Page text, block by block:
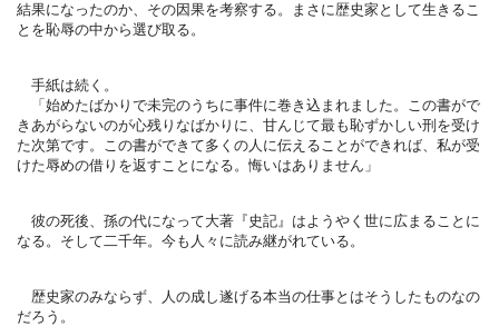
結果になったのか、その因果を考察する。
まさに歴史家として生きるこ
とを恥辱の中から選び取る。
手紙は続く。
「始めたばかりで未完のうちに事件に巻き込まれました。 この書がで
きあがらないのが心残りなばかりに、 甘んじて最も恥ずかしい刑を受け
た次第です。 この書ができて多くの人に伝えることができれば、 私が受
けた辱めの借りを返すことになる。悔いはありません」
彼の死後、孫の代になって大著『史記』 はようやく世に広まることに
なる。そして二千年。 今も人々に読み継がれている。
歴史家のみならず、
人の成し遂げる本当の仕事とはそうしたものなの
だろう。